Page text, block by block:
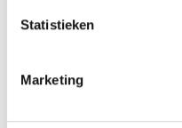
Statistieken
Marketing